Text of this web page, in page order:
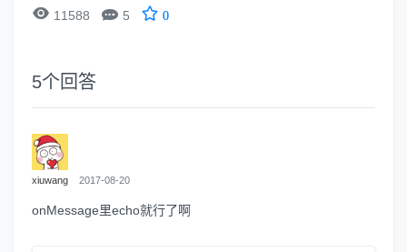
 11588  5 0
5个回答
xiuwang 2017-08-20
onMessage里echo就行了啊